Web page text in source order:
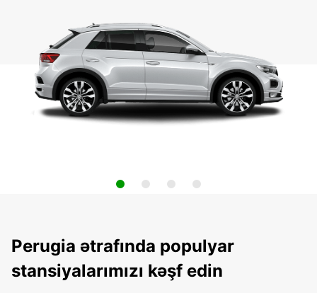
Perugia ətrafında populyar
stansiyalarımızı kəşf edin